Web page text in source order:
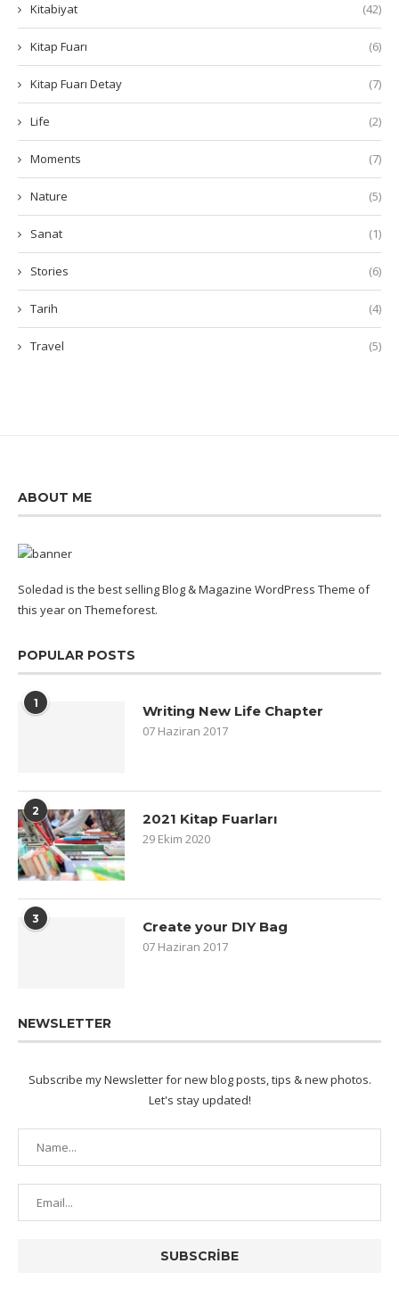
Kitabiyat (42)
Kitap Fuarı (6)
Kitap Fuarı Detay (7)
Life (2)
Moments (7)
Nature (5)
Sanat (1)
Stories (6)
Tarih (4)
Travel (5)
ABOUT ME
Soledad is the best selling Blog & Magazine WordPress Theme of
this year on Themeforest.
POPULAR POSTS
1 Writing New Life Chapter
07 Haziran 2017
2 2021 Kitap Fuarları
29 Ekim 2020
3 Create your DIY Bag
07 Haziran 2017
NEWSLETTER
Subscribe my Newsletter for new blog posts, tips & new photos.
Let's stay updated!